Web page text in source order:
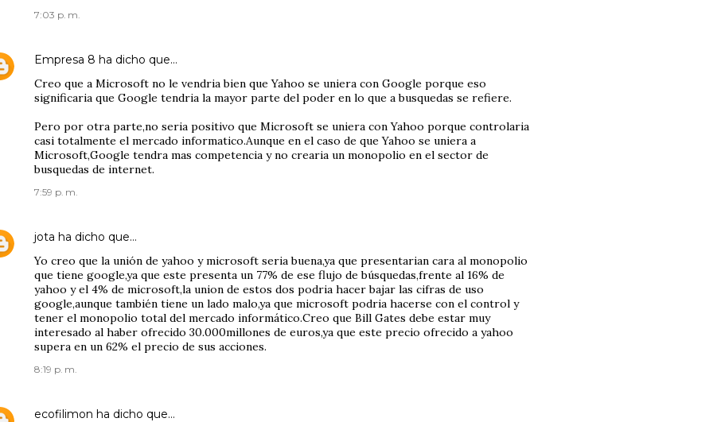
7:03 p. m.
Empresa 8 ha dicho que…
Creo que a Microsoft no le vendria bien que Yahoo se uniera con Google porque eso
significaria que Google tendria la mayor parte del poder en lo que a busquedas se refiere.
Pero por otra parte,no seria positivo que Microsoft se uniera con Yahoo porque controlaria
casi totalmente el mercado informatico.Aunque en el caso de que Yahoo se uniera a
Microsoft,Google tendra mas competencia y no crearia un monopolio en el sector de
busquedas de internet.
7:59 p. m.
jota ha dicho que…
Yo creo que la unión de yahoo y microsoft seria buena,ya que presentarian cara al monopolio
que tiene google,ya que este presenta un 77% de ese flujo de búsquedas,frente al 16% de
yahoo y el 4% de microsoft,la union de estos dos podria hacer bajar las cifras de uso
google,aunque también tiene un lado malo,ya que microsoft podria hacerse con el control y
tener el monopolio total del mercado informático.Creo que Bill Gates debe estar muy
interesado al haber ofrecido 30.000millones de euros,ya que este precio ofrecido a yahoo
supera en un 62% el precio de sus acciones.
8:19 p. m.
ecofilimon ha dicho que…